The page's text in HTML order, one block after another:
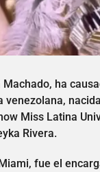
ha
Miss Latina
Rivera.
fue el